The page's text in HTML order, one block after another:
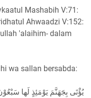
Mashabih V:71:
Ahwaadzi V:152:
'alaihim- dalam
wa sallan bersabda:
يُؤْتَى بِجَهَنَّمَ يَوْمَئِذٍ لَها